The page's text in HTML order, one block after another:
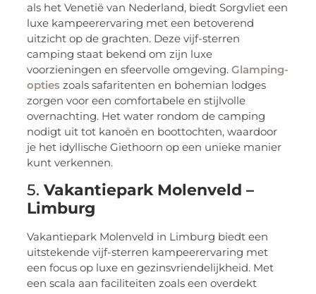
als het Venetië van Nederland, biedt Sorgvliet een
luxe kampeerervaring met een betoverend
uitzicht op de grachten. Deze vijf-sterren
camping staat bekend om zijn luxe
voorzieningen en sfeervolle omgeving.Glamping-
opties zoals safaritenten en bohemian lodges
zorgen voor een comfortabele en stijlvolle
overnachting. Het water rondom de camping
nodigt uit tot kanoën en boottochten, waardoor
je het idyllische Giethoorn op een unieke manier
kunt verkennen.
5.Vakantiepark Molenveld –
Limburg
Vakantiepark Molenveld in Limburg biedt een
uitstekende vijf-sterren kampeerervaring met
een focus op luxe en gezinsvriendelijkheid. Met
een scala aan faciliteiten zoals een overdekt